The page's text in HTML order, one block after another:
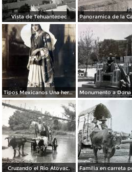
Vista de Tehuantepec
Tipos Mexicanos Una hermosa Tehuana en traje tipico. ( Circulada el 6 de Junio de 1928 ).
Cruzando el Rio Atoyac.